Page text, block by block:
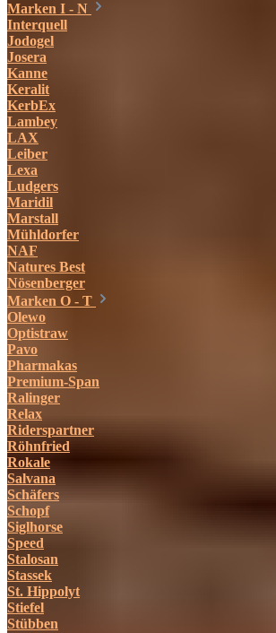
Marken I - N
Interquell
Jodogel
Josera
Kanne
Keralit
KerbEx
Lambey
LAX
Leiber
Lexa
Ludgers
Maridil
Marstall
Mühldorfer
NAF
Natures Best
Nösenberger
Marken O - T
Olewo
Optistraw
Pavo
Pharmakas
Premium-Span
Ralinger
Relax
Riderspartner
Röhnfried
Rokale
Salvana
Schäfers
Schopf
Siglhorse
Speed
Stalosan
Stassek
St. Hippolyt
Stiefel
Stübben